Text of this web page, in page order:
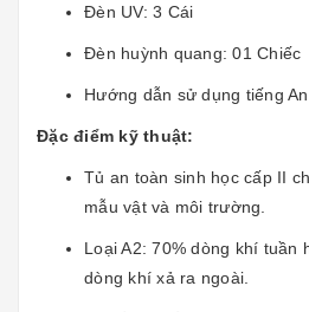
Đèn UV: 3 Cái
Đèn huỳnh quang: 01 Chiếc
Hướng dẫn sử dụng tiếng
Đặc điểm kỹ thuật:
Tủ an toàn sinh học cấp II
mẫu vật và môi trường.
Loại A2: 70% dòng khí tuần
dòng khí xả ra ngoài.